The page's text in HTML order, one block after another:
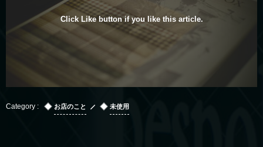
Click Like button if you like this article.
お店のこと 未使用